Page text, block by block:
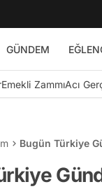
GÜNDEM
Emekli ZammıAcı
Bugün Türkiye